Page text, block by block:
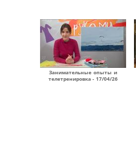
Занимательные опыты и
телетренировка - 17/04/26